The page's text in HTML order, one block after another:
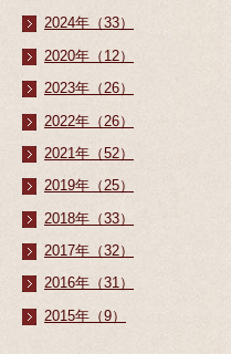
2024年（33）
2020年（12）
2023年（26）
2022年（26）
2021年（52）
2019年（25）
2018年（33）
2017年（32）
2016年（31）
2015年（9）